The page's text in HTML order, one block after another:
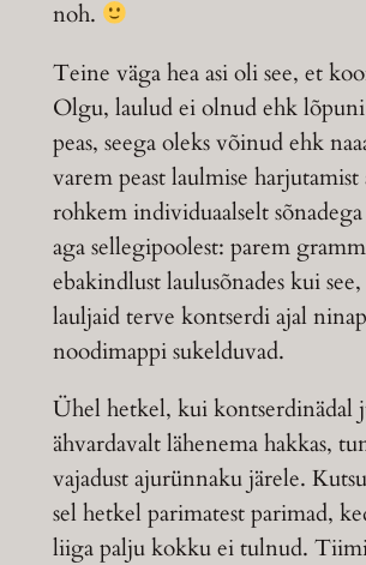
noh.
Teine väga hea asi oli see, et
Olgu, laulud ei olnud ehk
peas, seega oleks võinud ehk
varem peast laulmise harjutamist
rohkem individuaalselt
aga sellegipoolest: parem
ebakindlust laulusõnades kui
lauljaid terve kontserdi ajal
noodimappi sukelduvad.
Ühel hetkel, kui kontserdinädal
ähvardavalt lähenema hakkas,
vajadust ajurünnaku järele.
sel hetkel parimatest parimad,
liiga palju kokku ei tulnud.